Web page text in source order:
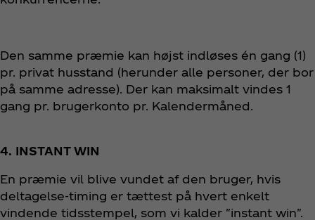
Den samme præmie kan højst indløses én gang (1)
pr. privat husstand (herunder alle personer, der bor
på samme adresse). Der kan maksimalt vindes 1
gang pr. brugerkonto pr. Kalendermåned.
4. INSTANT WIN
En præmie vil blive vundet af den bruger, hvis
deltagelse-timing er tættest på hvert enkelt
vindende tidsstempel, som vi kalder "instant win".